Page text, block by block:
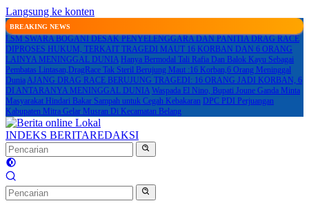
Langsung ke konten
BREAKING NEWS
LSM SWARA BOGANI DESAK PENYELENGGARA DAN PANITIA DRAG RACE
DIPROSES HUKUM, TERKAIT TRAGEDI MAUT 16 KORBAN DAN 6 ORANG
LAINYA MENINGGAL DUNIA Hanya Bermodal Tali Rafia Dan Balok Kayu Sebagai
Pembatas Lintasan,DragRace Tak Steril Berujung Maut :16 Korban,6 Orang Meninggal
DuniaAJANG DRAG RACE BERUJUNG TRAGEDI: 16 ORANG JADI KORBAN, 6
DI ANTARANYA MENINGGAL DUNIA Waspada El Nino, Bupati Joune Ganda Minta
Masyarakat Hindari Bakar Sampah untuk Cegah Kebakaran DPC PDI Perjuangan
Kabupaten Mitra Gelar Musran Di Kecamatan Belang
INDEKS BERITAREDAKSI